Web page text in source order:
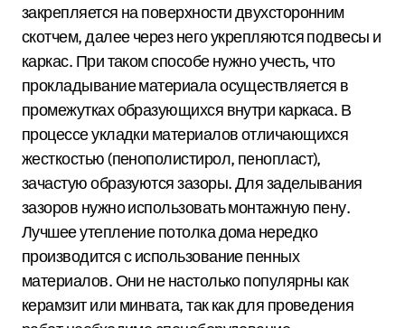
закрепляется на поверхности двухсторонним
скотчем, далее через него укрепляются подвесы и
каркас. При таком способе нужно учесть, что
прокладывание материала осуществляется в
промежутках образующихся внутри каркаса. В
процессе укладки материалов отличающихся
жесткостью (пенополистирол, пенопласт),
зачастую образуются зазоры. Для заделывания
зазоров нужно использовать монтажную пену.
Лучшее утепление потолка дома нередко
производится с использование пенных
материалов. Они не настолько популярны как
керамзит или минвата, так как для проведения